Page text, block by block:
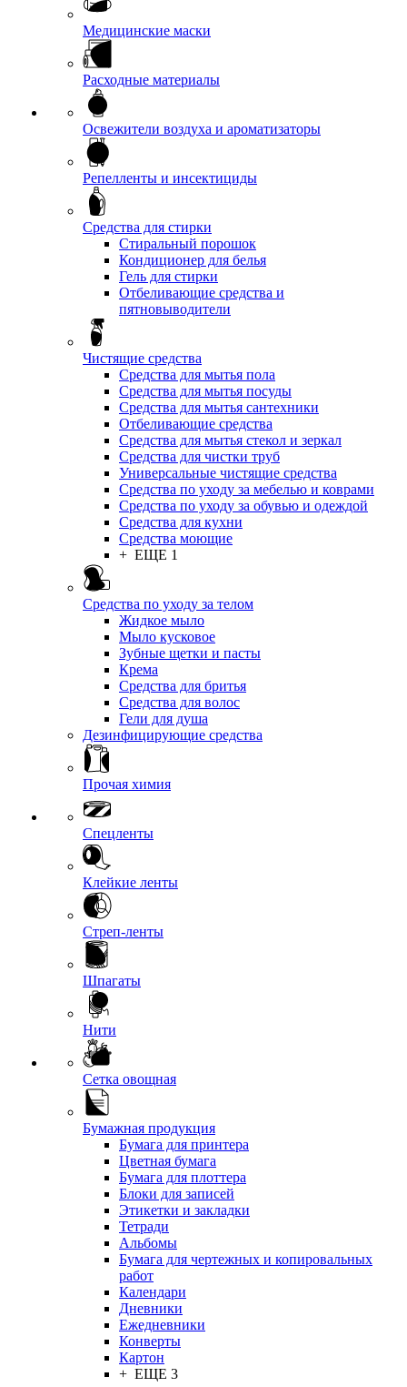
Медицинские маски
Расходные материалы
Освежители воздуха и ароматизаторы
Репелленты и инсектициды
Средства для стирки
Стиральный порошок
Кондиционер для белья
Гель для стирки
Отбеливающие средства и
пятновыводители
Чистящие средства
Средства для мытья пола
Средства для мытья посуды
Средства для мытья сантехники
Отбеливающие средства
Средства для мытья стекол и зеркал
Средства для чистки труб
Универсальные чистящие средства
Средства по уходу за мебелью и коврами
Средства по уходу за обувью и одеждой
Средства для кухни
Средства моющие
+ ЕЩЕ 1
Средства по уходу за телом
Жидкое мыло
Мыло кусковое
Зубные щетки и пасты
Крема
Средства для бритья
Средства для волос
Гели для душа
Дезинфицирующие средства
Прочая химия
Спецленты
Клейкие ленты
Стреп-ленты
Шпагаты
Нити
Сетка овощная
Бумажная продукция
Бумага для принтера
Цветная бумага
Бумага для плоттера
Блоки для записей
Этикетки и закладки
Тетради
Альбомы
Бумага для чертежных и копировальных
работ
Календари
Дневники
Ежедневники
Конверты
Картон
+ ЕЩЕ 3